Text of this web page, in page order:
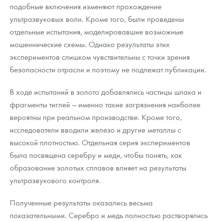
подобные включения изменяют прохождение
ультразвуковых волн. Кроме того, были проведены
отдельные испытания, моделировавшие возможные
мошеннические схемы. Однако результаты этих
экспериментов слишком чувствительны с точки зрения
безопасности отрасли и поэтому не подлежат публикации.
В ходе испытаний в золото добавлялись частицы шлака и
фрагменты тиглей — именно такие загрязнения наиболее
вероятны при реальном производстве. Кроме того,
исследователи вводили железо и другие металлы с
высокой плотностью. Отдельная серия экспериментов
была посвящена серебру и меди, чтобы понять, как
образование золотых сплавов влияет на результаты
ультразвукового контроля.
Полученные результаты оказались весьма
показательными. Серебро и медь полностью растворялись